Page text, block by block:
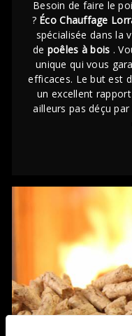
Besoin de faire le
? Éco Chauffage
spécialisée dans la
de poêles à bois .
unique qui vous
efficaces. Le but est
un excellent
ailleurs pas déçu